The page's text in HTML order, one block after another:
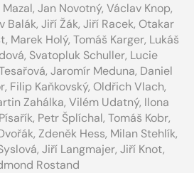
, Jan Novotný, Václav Knop,
Balák, Jiří Žák, Jiří Racek, Otakar
, Marek Holý, Tomáš Karger, Lukáš
, Svatopluk Schuller, Lucie
, Jaromír Meduna, Daniel
, Filip Kaňkovský, Oldřich Vlach,
Zahálka, Vilém Udatný, Ilona
, Petr Šplíchal, Tomáš Kobr,
, Zdeněk Hess, Milan Stehlík,
, Jiří Langmajer, Jiří Knot,
Rostand